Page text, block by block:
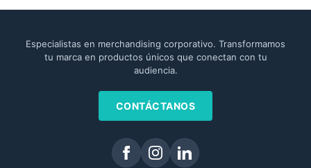
Especialistas en merchandising corporativo. Transformamos
tu marca en productos únicos que conectan con tu
audiencia.
CONTÁCTANOS